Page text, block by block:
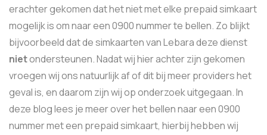
erachter gekomen dat het niet met elke prepaid simkaart
mogelijk is om naar een 0900 nummer te bellen. Zo blijkt
bijvoorbeeld dat de simkaarten van Lebara deze dienst
nietondersteunen. Nadat wij hier achter zijn gekomen
vroegen wij ons natuurlijk af of dit bij meer providers het
geval is, en daarom zijn wij op onderzoek uitgegaan. In
deze blog lees je meer over het bellen naar een 0900
nummer met een prepaid simkaart, hierbij hebben wij